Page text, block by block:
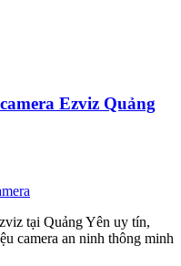
Ezviz Quảng
tại Quảng Yên uy tín,
camera an ninh thông minh